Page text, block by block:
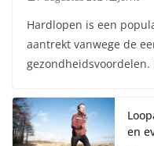
Hardlopen is een
aantrekt vanwege de
gezondheidsvoordelen.
en